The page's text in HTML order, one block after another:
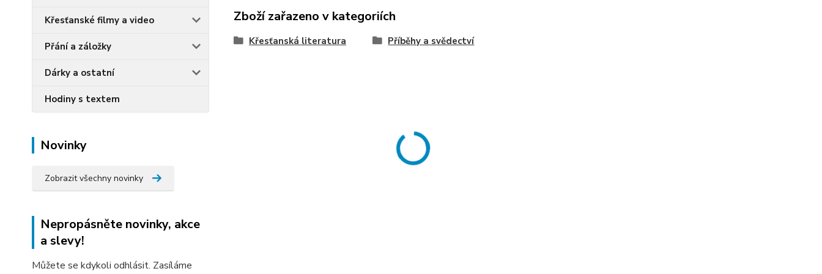
Křesťanské filmy a video
Přání a záložky
Dárky a ostatní
Hodiny s textem
Novinky
Zobrazit všechny novinky
Nepropásněte novinky, akce
a slevy!
Můžete se kdykoli odhlásit. Zasíláme
Zboží zařazeno v kategoriích
Křesťanská literatura Příběhy a svědectví